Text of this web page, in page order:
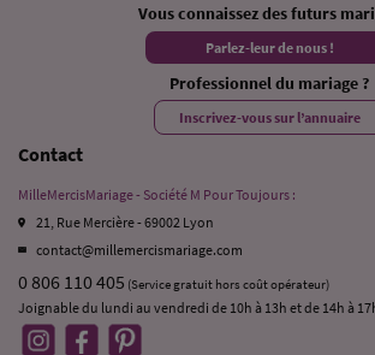
Vous connaissez des futurs
Parlez-leur de nous !
Professionnel du mariage ?
Inscrivez-vous sur l’annuaire
Contact
MilleMercisMariage - Société M Pour Toujours :
21, Rue Mercière - 69002 Lyon
contact@millemercismariage.com
0 806 110 405 (Service gratuit hors coût opérateur)
Joignable du lundi au vendredi de 10h à 13h et de 14h à